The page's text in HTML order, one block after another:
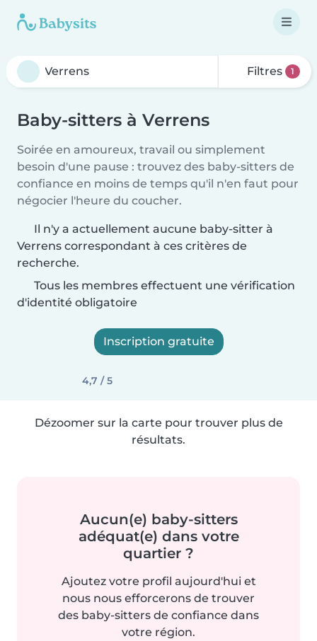
Filtres 1
Baby-sitters à Verrens
Soirée en amoureux, travail ou simplement
besoin d'une pause : trouvez des baby-sitters de
confiance en moins de temps qu'il n'en faut pour
négocier l'heure du coucher.
Il n'y a actuellement aucune baby-sitter à
Verrens correspondant à ces critères de
recherche.
Tous les membres effectuent une vérification
d'identité obligatoire
Inscription gratuite
4,7 / 5
Dézoomer sur la carte pour trouver plus de
résultats.
Aucun(e) baby-sitters
adéquat(e) dans votre
quartier ?
Ajoutez votre profil aujourd'hui et
nous nous efforcerons de trouver
des baby-sitters de confiance dans
votre région.